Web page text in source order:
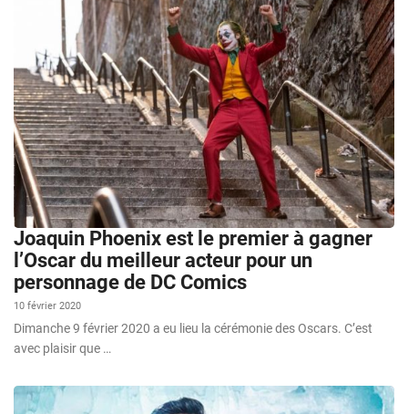
Joaquin Phoenix est le premier à gagner
l’Oscar du meilleur acteur pour un
personnage de DC Comics
10 février 2020
Dimanche 9 février 2020 a eu lieu la cérémonie des Oscars. C’est
avec plaisir que …